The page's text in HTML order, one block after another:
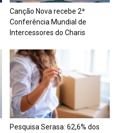
Canção Nova recebe 2ª
Conferência Mundial de
Intercessores do Charis
Pesquisa Serasa: 62,6% dos